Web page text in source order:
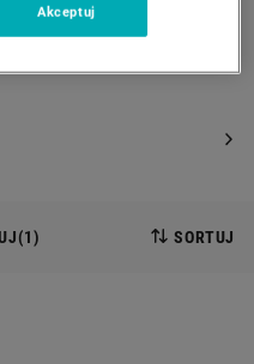
(1) SORTUJ
Akceptuj